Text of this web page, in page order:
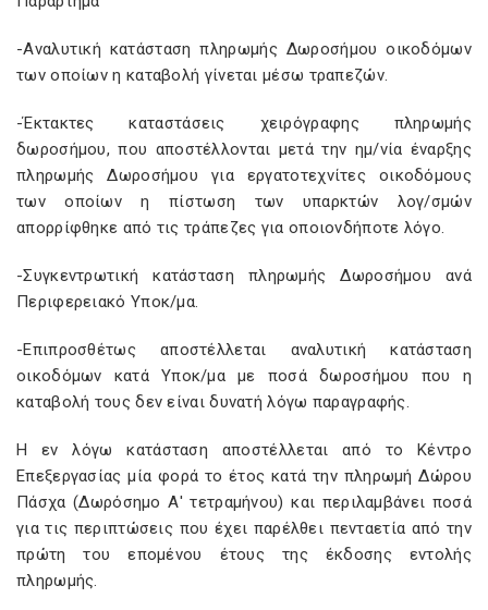
-Αναλυτική κατάσταση πληρωμής Δωροσήμου οικοδόμων
των οποίων η καταβολή γίνεται μέσω τραπεζών.
-Έκτακτες καταστάσεις χειρόγραφης πληρωμής
δωροσήμου, που αποστέλλονται μετά την ημ/νία έναρξης
πληρωμής Δωροσήμου για εργατοτεχνίτες οικοδόμους
των οποίων η πίστωση των υπαρκτών λογ/σμών
απορρίφθηκε από τις τράπεζες για οποιονδήποτε λόγο.
-Συγκεντρωτική κατάσταση πληρωμής Δωροσήμου ανά
Περιφερειακό Υποκ/μα.
-Επιπροσθέτως αποστέλλεται αναλυτική κατάσταση
οικοδόμων κατά Υποκ/μα με ποσά δωροσήμου που η
καταβολή τους δεν είναι δυνατή λόγω παραγραφής.
Η εν λόγω κατάσταση αποστέλλεται από το Κέντρο
Επεξεργασίας μία φορά το έτος κατά την πληρωμή Δώρου
Πάσχα (Δωρόσημο Α' τετραμήνου) και περιλαμβάνει ποσά
για τις περιπτώσεις που έχει παρέλθει πενταετία από την
πρώτη του επομένου έτους της έκδοσης εντολής
πληρωμής.